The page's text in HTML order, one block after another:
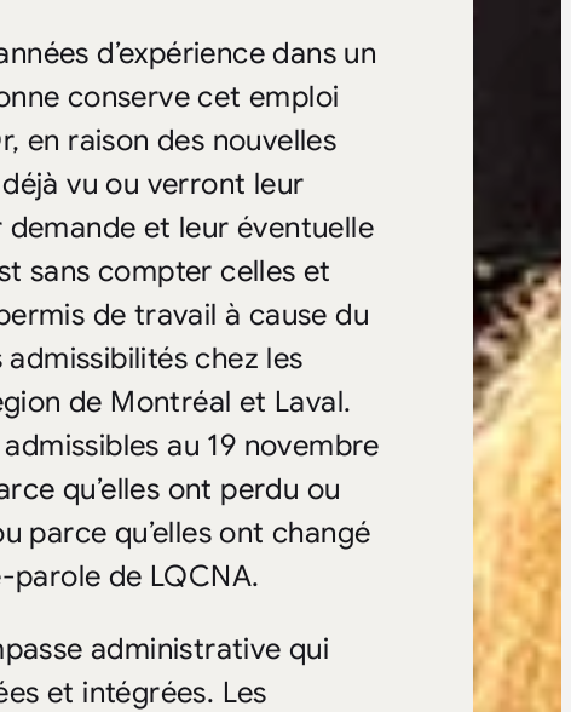
d’expérience dans un
conserve cet emploi
en raison des nouvelles
vu ou verront leur
et leur éventuelle
sans compter celles et
de travail à cause du
chez les
de Montréal et Laval.
au 19 novembre
qu’elles ont perdu ou
parce qu’elles ont changé
parole de LQCNA.
administrative qui
et intégrées. Les